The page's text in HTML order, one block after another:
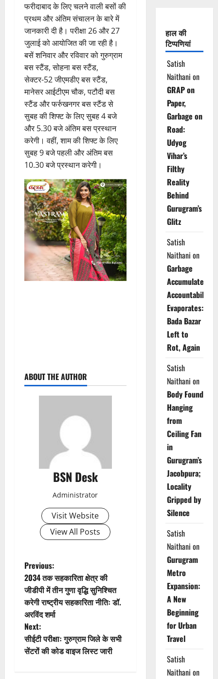
फरीदाबाद के लिए चलने वाली बसों की
प्रथम और अंतिम संचालन के बारे में
जानकारी दी है। परीक्षा 26 और 27
जुलाई को आयोजित की जा रही है।
बसें शनिवार और रविवार को गुरुग्राम
बस स्टैंड, सोहना बस स्टैंड,
सेक्टर-52 जीएमडीए बस स्टैंड,
मानेसर आईटीएम चौक, पटौदी बस
स्टैंड और फर्रुखनगर बस स्टैंड से
सुबह की शिफ्ट के लिए सुबह 4 बजे
और 5.30 बजे अंतिम बस प्रस्थान
करेगी। वहीं, शाम की शिफ्ट के लिए
सुबह 9 बजे पहली और अंतिम बस
10.30 बजे प्रस्थान करेगी।
ABOUT THE AUTHOR
BSN Desk
Administrator
Visit Website
View All Posts
P
o
s
t
n
Previous:
2034 तक सहकारिता क्षेत्र की
जीडीपी में तीन गुणा वृद्धि सुनिश्चित
करेगी राष्ट्रीय सहकारिता नीतिः डॉ.
अरविंद शर्मा
Next:
सीईटी परीक्षाः गुरुग्राम जिले के सभी
सेंटरों की कोड वाइज लिस्ट जारी
हाल की
टिप्पणियां
Satish
Naithani on
GRAP on
Paper,
Garbage on
Road:
Udyog
Vihar’s
Filthy
Reality
Behind
Gurugram’s
Glitz
Satish
Naithani on
Garbage
Accumulates,
Accountability
Evaporates:
Bada Bazar
Left to
Rot, Again
Satish
Naithani on
Body Found
Hanging
from
Ceiling Fan
in
Gurugram’s
Jacobpura;
Locality
Gripped by
Silence
Satish
Naithani on
Gurugram
Metro
Expansion:
A New
Beginning
for Urban
Travel
Satish
Naithani on